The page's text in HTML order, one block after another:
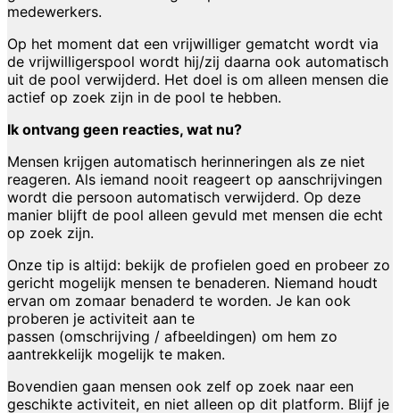
medewerkers.
Op het moment dat een vrijwilliger gematcht wordt via
de vrijwilligerspool wordt hij/zij daarna ook automatisch
uit de pool verwijderd. Het doel is om alleen mensen die
actief op zoek zijn in de pool te hebben.
Ik ontvang geen reacties, wat nu?
Mensen krijgen automatisch herinneringen als ze niet
reageren. Als iemand nooit reageert op aanschrijvingen
wordt die persoon automatisch verwijderd. Op deze
manier blijft de pool alleen gevuld met mensen die echt
op zoek zijn.
Onze tip is altijd: bekijk de profielen goed en probeer zo
gericht mogelijk mensen te benaderen. Niemand houdt
ervan om zomaar benaderd te worden. Je kan ook
proberen je activiteit aan te
passen (omschrijving / afbeeldingen) om hem zo
aantrekkelijk mogelijk te maken.
Bovendien gaan mensen ook zelf op zoek naar een
geschikte activiteit, en niet alleen op dit platform. Blijf je